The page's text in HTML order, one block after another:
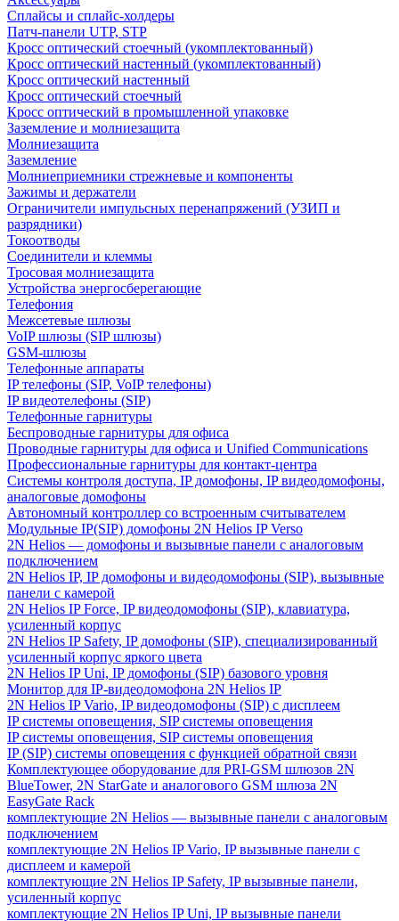
Сплайсы и сплайс-холдеры
Патч-панели UTP, STP
Кросс оптический стоечный (укомплектованный)
Кросс оптический настенный (укомплектованный)
Кросс оптический настенный
Кросс оптический стоечный
Кросс оптический в промышленной упаковке
Заземление и молниезащита
Молниезащита
Заземление
Молниеприемники стрежневые и компоненты
Зажимы и держатели
Ограничители импульсных перенапряжений (УЗИП и
разрядники)
Токоотводы
Соединители и клеммы
Тросовая молниезащита
Устройства энергосберегающие
Телефония
Межсетевые шлюзы
VoIP шлюзы (SIP шлюзы)
GSM-шлюзы
Телефонные аппараты
IP телефоны (SIP, VoIP телефоны)
IP видеотелефоны (SIP)
Телефонные гарнитуры
Беспроводные гарнитуры для офиса
Проводные гарнитуры для офиса и Unified Communications
Профессиональные гарнитуры для контакт-центра
Системы контроля доступа, IP домофоны, IP видеодомофоны,
аналоговые домофоны
Автономный контроллер со встроенным считывателем
Модульные IP(SIP) домофоны 2N Helios IP Verso
2N Helios — домофоны и вызывные панели с аналоговым
подключением
2N Helios IP, IP домофоны и видеодомофоны (SIP), вызывные
панели с камерой
2N Helios IP Force, IP видеодомофоны (SIP), клавиатура,
усиленный корпус
2N Helios IP Safety, IP домофоны (SIP), специализированный
усиленный корпус яркого цвета
2N Helios IP Uni, IP домофоны (SIP) базового уровня
Монитор для IP-видеодомофона 2N Helios IP
2N Helios IP Vario, IP видеодомофоны (SIP) с дисплеем
IP системы оповещения, SIP системы оповещения
IP системы оповещения, SIP системы оповещения
IP (SIP) системы оповещения с функцией обратной связи
Комплектующее оборудование для PRI-GSM шлюзов 2N
BlueTower, 2N StarGate и аналогового GSM шлюза 2N
EasyGate Rack
комплектующие 2N Helios — вызывные панели с аналоговым
подключением
комплектующие 2N Helios IP Vario, IP вызывные панели с
дисплеем и камерой
комплектующие 2N Helios IP Safety, IP вызывные панели,
усиленный корпус
комплектующие 2N Helios IP Uni, IP вызывные панели